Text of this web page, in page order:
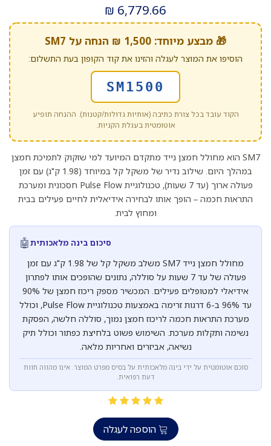
6,779.66
₪
🎁 מבצע מיוחד: 1,500 ₪ הנחה על SM7
הוסיפו את המוצר לעגלה והזינו את קוד הקופון בעת התשלום:
SM1500
הקוד עובד בכל צורת כתיבה (אותיות גדולות/קטנות). ההנחה תופיע
אוטומטית בעגלת הקניות.
SM7 הוא מחולל חמצן נייד מתקדם המיועד למי שזקוק לתמיכת חמצן
במהלך היום. שילוב נדיר של משקל קל במיוחד (1.98 ק"ג) עם זמן
פעולה ארוך (עד 7 שעות), טכנולוגיית Pulse Flow חסכונית ומערכת
התראות חכמה – הופך אותו לבחירה אידיאלית לחיים פעילים בבית
ומחוץ לבית.
סיכום בינה מלאכותית🤖
מחולל חמצן נייד SM7 משלב משקל קל של 1.98 ק"ג עם זמן
פעולה של עד 7 שעות על סוללה, נתונים שהופכים אותו לפתרון
אידיאלי למטופלים פעילים. המכשיר מספק ריכוז חמצן של 90%
עד 96% ב-6 דרגות זרימה באמצעות טכנולוגיית Pulse Flow, וכולל
מערכת התראות חכמה לריכוז חמצן נמוך, סוללה חלשה, הפסקת
נשימה ותקלות מערכת. השימוש פשוט בלחיצת כפתור וכולל תיק
נשיאה, אביזרים ואחריות מלאה.
סוכם אוטומטית על ידי בינה מלאכותית על בסיס מפרט המוצר. אינו מהווה חוות
דעת רפואית.
הוספה לעגלה